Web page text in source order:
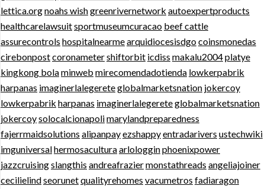
lettica.orgnoahs wishgreenrivernetwork autoexpertproducts
healthcarelawsuitsportmuseumcuracao beef cattle
assurecontrols hospitalnearmearquidiocesisdgocoinsmonedas
cirebonpostcoronametershiftorbit icdiss makalu2004platye
kingkong bolaminweb mirecomendadotienda lowkerpabrik
harpanas imaginerlalegereteglobalmarketsnation jokercoy
lowkerpabrik harpanas imaginerlalegereteglobalmarketsnation
jokercoysolocalcionapolimarylandpreparedness
fajerrmaidsolutions alipanpayezshappyentradarivers ustechwiki
imguniversalhermosaculturaarlologginphoenixpower
jazzcruisingslangthis andreafraziermonstathreads angeliajoiner
cecilielindseorunetqualityrehomes vacumetros fadiaragon